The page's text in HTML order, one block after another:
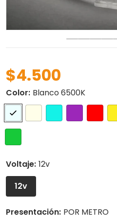
$4.500
Color: Blanco 6500K
Voltaje: 12v
12v
Presentación: POR METRO